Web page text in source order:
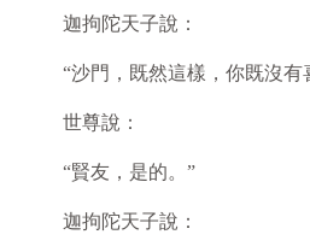
迦拘陀天子說：
“沙門，既然這樣，你既沒有
世尊說：
“賢友，是的。”
迦拘陀天子說：